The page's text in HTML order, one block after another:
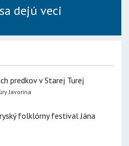
dejú veci
predkov v Starej Turej
Javorina
folklórny festival Jána